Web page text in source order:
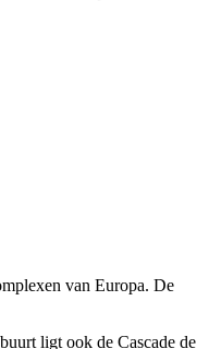
van Europa. De
ligt ook de Cascade de